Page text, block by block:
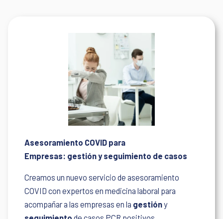
Asesoramiento COVID para
Empresas: gestión y seguimiento de casos
Creamos un nuevo servicio de asesoramiento
COVID con expertos en medicina laboral para
acompañar a las empresas en la gestióny